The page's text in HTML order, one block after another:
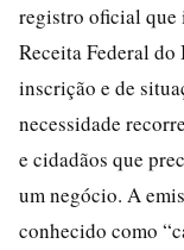
registro oficial que
Receita Federal
inscrição e de
necessidade
e cidadãos que
um negócio. A
conhecido como